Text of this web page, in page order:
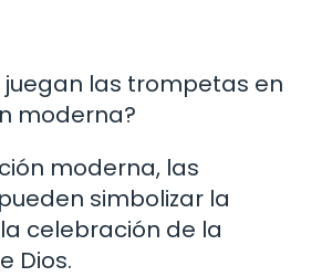
juegan las trompetas en
moderna?
moderna, las
simbolizar la
celebración de la
Dios.